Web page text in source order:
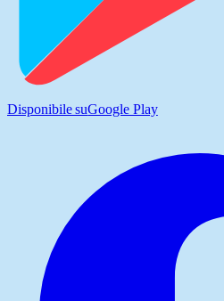
Disponibile suGoogle Play